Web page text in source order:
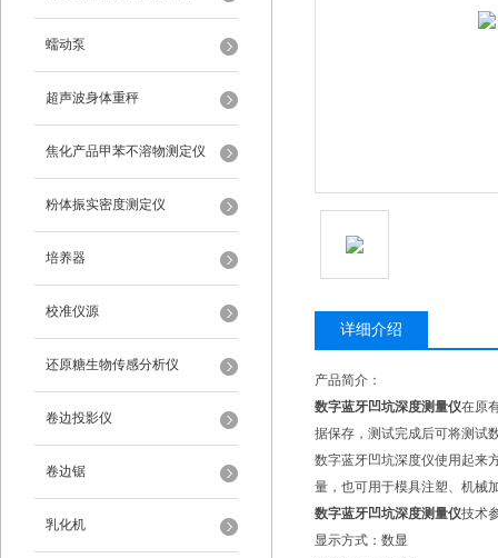
蠕动泵
超声波身体重秤
焦化产品甲苯不溶物测定仪
粉体振实密度测定仪
培养器
校准仪源
还原糖生物传感分析仪
卷边投影仪
卷边锯
乳化机
详细介绍
产品简介：
数字蓝牙凹坑深度测量仪在原
据保存，测试完成后可将测试
数字蓝牙凹坑深度仪使用起来
量，也可用于模具注塑、机械
数字蓝牙凹坑深度测量仪技术
显示方式：数显